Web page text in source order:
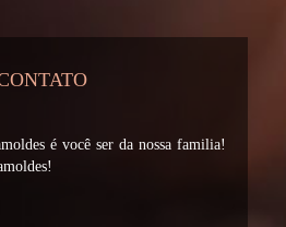
é você ser da nossa familia!